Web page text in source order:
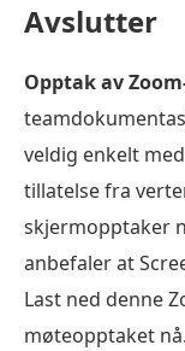
Avslutter
Opptak av
veldig enkelt
tillatelse fra
skjermopptaker
anbefaler at
Last ned denne
møteopptaket nå.